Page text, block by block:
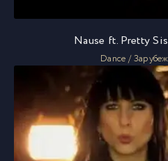
Nause ft. Pretty
Dance /